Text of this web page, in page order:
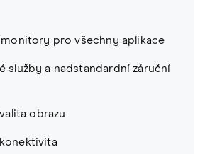
monitory pro všechny aplikace
služby a nadstandardní záruční
obrazu